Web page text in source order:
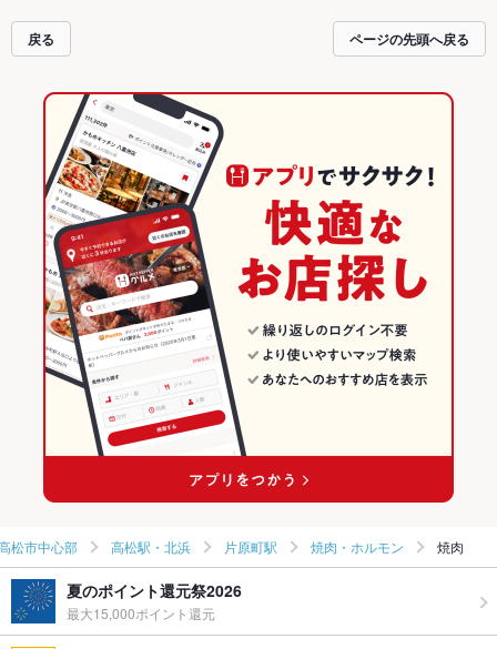
をご利用ください。
戻る ページの先頭へ戻る
松市中心部 高松駅・北浜 片原町駅 焼肉・ホルモン 焼肉
夏のポイント還元祭2026
最大15,000ポイント還元